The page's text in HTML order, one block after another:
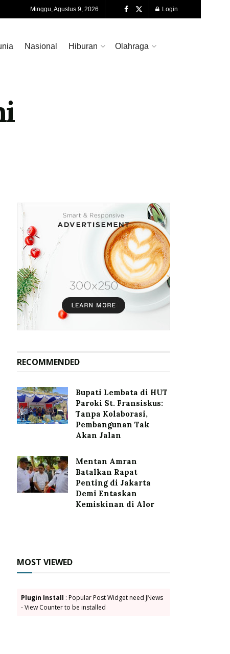
Minggu, Agustus 9, 2026 Login
Nasional Hiburan Olahraga
RECOMMENDED
Bupati Lembata di HUT
Paroki St. Fransiskus:
Tanpa Kolaborasi,
Pembangunan Tak
Akan Jalan
Mentan Amran
Batalkan Rapat
Penting di Jakarta
Demi Entaskan
Kemiskinan di Alor
MOST VIEWED
Plugin Install : Popular Post Widget need JNews
- View Counter to be installed